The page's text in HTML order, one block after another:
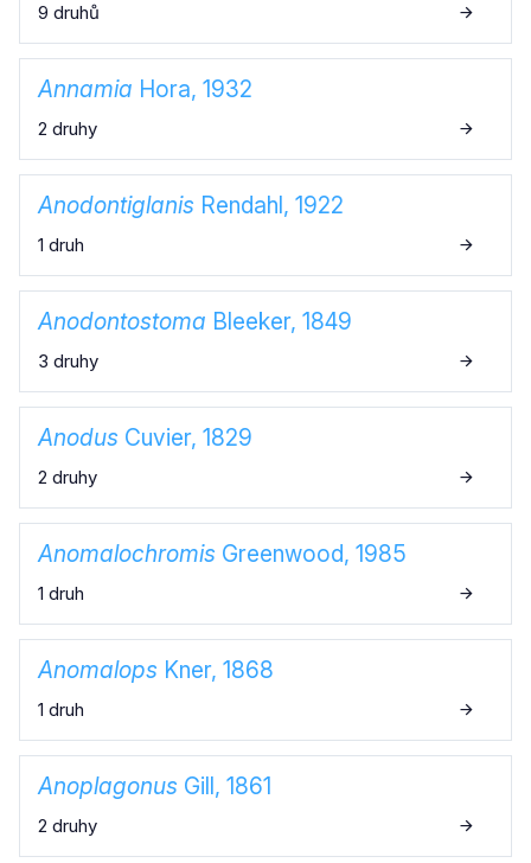
9 druhů
Annamia Hora, 1932
2 druhy
Anodontiglanis Rendahl, 1922
1 druh
Anodontostoma Bleeker, 1849
3 druhy
Anodus Cuvier, 1829
2 druhy
Anomalochromis Greenwood, 1985
1 druh
Anomalops Kner, 1868
1 druh
Anoplagonus Gill, 1861
2 druhy